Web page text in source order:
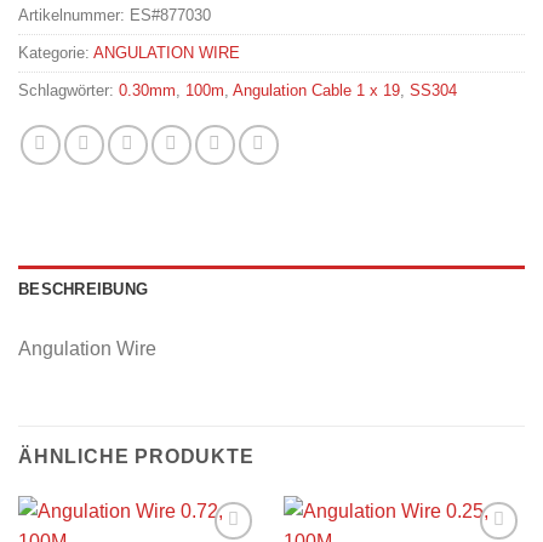
Artikelnummer: ES#877030
Kategorie: ANGULATION WIRE
Schlagwörter: 0.30mm, 100m, Angulation Cable 1 x 19, SS304
BESCHREIBUNG
Angulation Wire
ÄHNLICHE PRODUKTE